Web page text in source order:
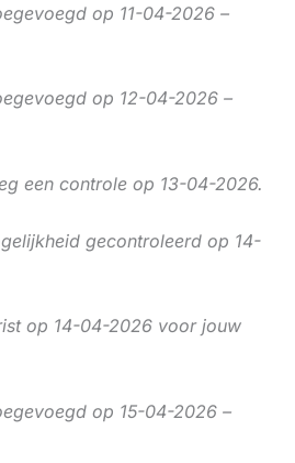
op 11-04-2026 –
op 12-04-2026 –
een controle op 13-04-2026.
gecontroleerd op 14-
op 14-04-2026 voor jouw
op 15-04-2026 –